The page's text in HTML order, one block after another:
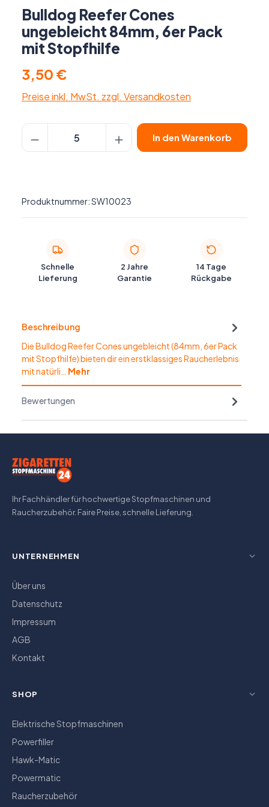
Bulldog Reefer Cones
ungebleicht 84mm, 6er Pack
mit Stopfhilfe
3,50 €
Preise inkl. MwSt. zzgl. Versandkosten
Produkt Anzahl: Gib den gewünschten
In den Warenkorb
Produktnummer:SW10023
Schnelle
Lieferung
2 Jahre
Garantie
14 Tage
Rückgabe
Beschreibung
Die Bulldog Reefer Cones ungebleicht (84mm, 6er Pack
mit Stopfhilfe) bieten dir ein erstklassiges Raucherlebnis
mit natürli… Mehr
Bewertungen
Ihr Fachhändler für hochwertige Stopfmaschinen und
Raucherzubehör. Faire Preise, schnelle Lieferung.
UNTERNEHMEN
Über uns
Datenschutz
Impressum
AGB
Kontakt
SHOP
Elektrische Stopfmaschinen
Powerfiller
Hawk-Matic
Powermatic
Raucherzubehör